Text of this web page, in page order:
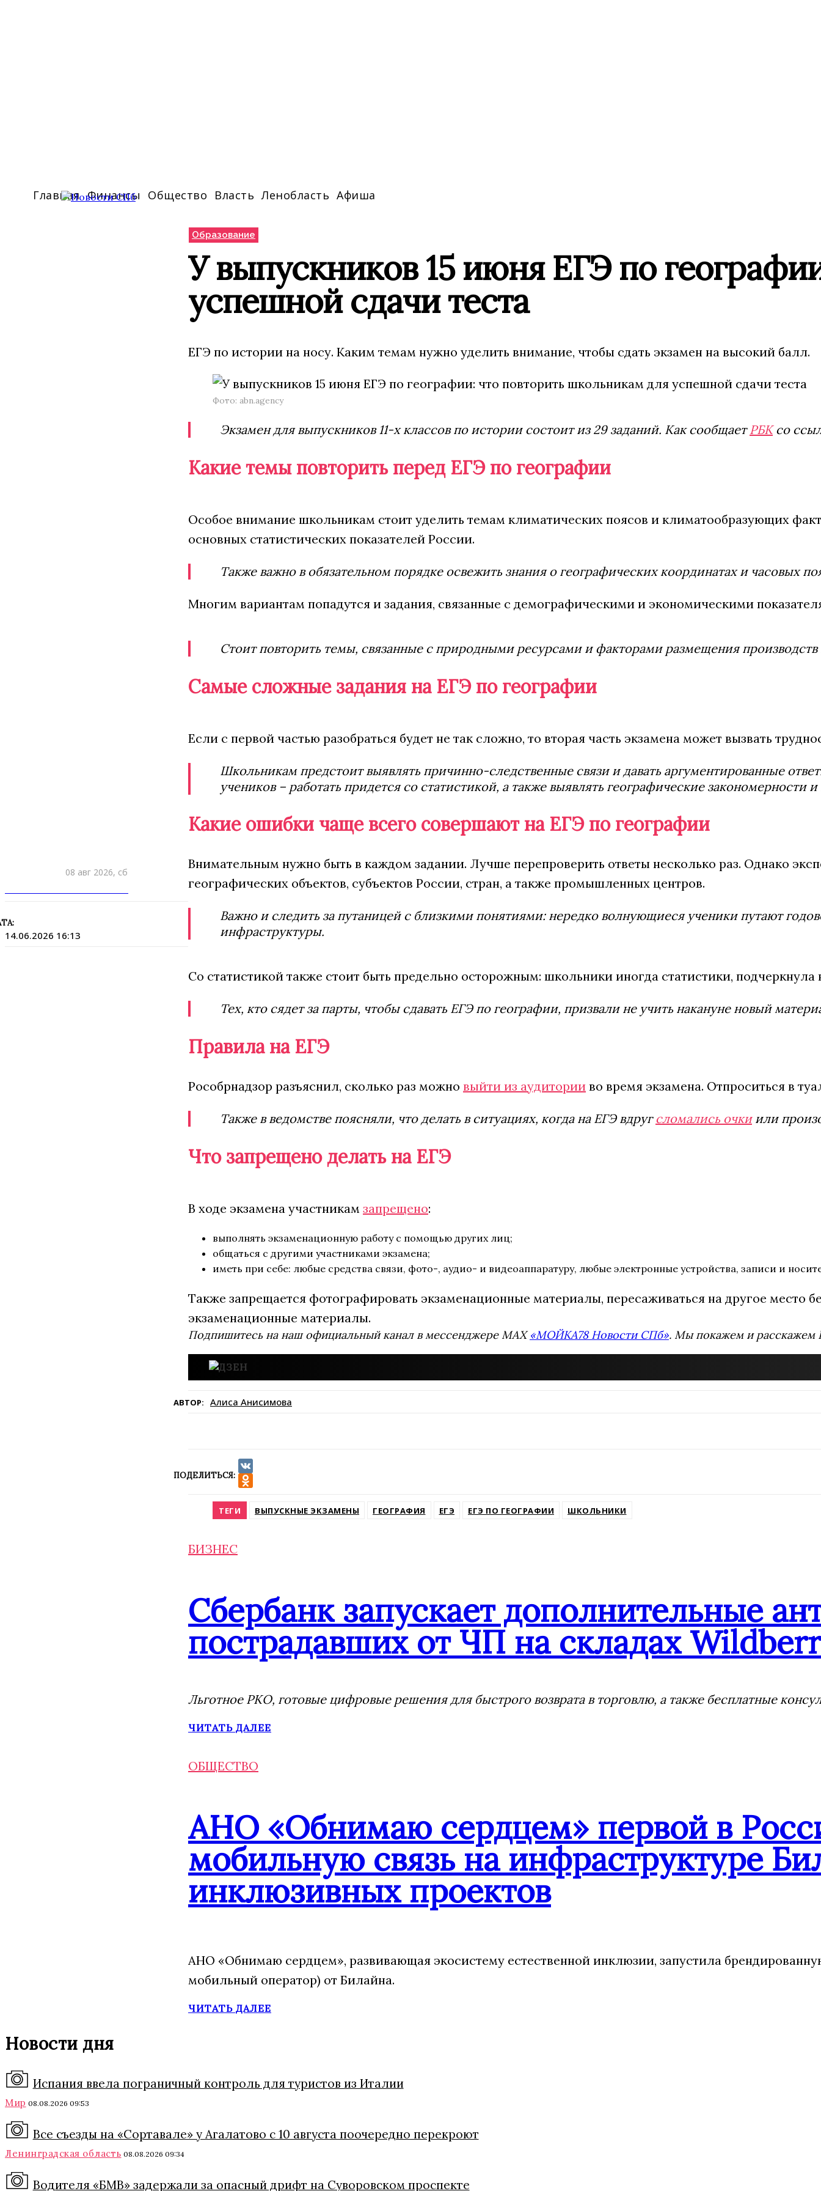
Главная Финансы Общество Власть Ленобласть Афиша
08 авг 2026, сб
14.06.2026 16:13
Образование
У выпускников 15 июня ЕГЭ по
успешной сдачи теста
ЕГЭ по истории на носу. Каким темам нужно уделить внимание, чтобы сдать экзамен на высокий балл.
Фото: abn.agency
Экзамен для выпускников 11-х классов по истории состоит из 29 заданий. Как сообщаетРБКсо
Какие темы повторить перед ЕГЭ по географии
Особое внимание школьникам стоит уделить темам климатических поясов и климатообразующих
основных статистических показателей России.
Также важно в обязательном порядке освежить знания о географических координатах и часовых
Многим вариантам попадутся и задания, связанные с демографическими и экономическими
Стоит повторить темы, связанные с природными ресурсами и факторами размещения производств
Самые сложные задания на ЕГЭ по географии
Если с первой частью разобраться будет не так сложно, то вторая часть экзамена может вызвать
Школьникам предстоит выявлять причинно-следственные связи и давать аргументированные
учеников – работать придется со статистикой, а также выявлять географические закономерности
Какие ошибки чаще всего совершают на ЕГЭ по географии
Внимательным нужно быть в каждом задании. Лучше перепроверить ответы несколько раз. Однако
географических объектов, субъектов России, стран, а также промышленных центров.
Важно и следить за путаницей с близкими понятиями: нередко волнующиеся ученики путают
инфраструктуры.
Со статистикой также стоит быть предельно осторожным: школьники иногда статистики,
Тех, кто сядет за парты, чтобы сдавать ЕГЭ по географии, призвали не учить накануне новый
Правила на ЕГЭ
Рособрнадзор разъяснил, сколько раз можно выйти из аудитории во время экзамена. Отпроситься в
Также в ведомстве поясняли, что делать в ситуациях, когда на ЕГЭ вдругсломались очкиили
Что запрещено делать на ЕГЭ
В ходе экзамена участникам запрещено:
выполнять экзаменационную работу с помощью других лиц;
общаться с другими участниками экзамена;
иметь при себе: любые средства связи, фото-, аудио- и видеоаппаратуру, любые электронные устройства, записи и
Также запрещается фотографировать экзаменационные материалы, пересаживаться на другое
экзаменационные материалы.
Подпишитесь на наш официальный канал в мессенджере MAX«МОЙКА78 Новости СПб». Мы покажем и расскажем
АВТОР: Алиса Анисимова
ПОДЕЛИТЬСЯ:
VK
ТЕГИ ВЫПУСКНЫЕ ЭКЗАМЕНЫ ГЕОГРАФИЯ ЕГЭ ЕГЭ ПО ГЕОГРАФИИ ШКОЛЬНИКИ
БИЗНЕС
Сбербанк запускает дополнительные
пострадавших от ЧП на складах
Льготное РКО, готовые цифровые решения для быстрого возврата в торговлю, а также бесплатные
ЧИТАТЬ ДАЛЕЕ
ОБЩЕСТВО
АНО «Обнимаю сердцем» первой в
мобильную связь на инфраструктуре
инклюзивных проектов
АНО «Обнимаю сердцем», развивающая экосистему естественной инклюзии, запустила
мобильный оператор) от Билайна.
ЧИТАТЬ ДАЛЕЕ
Новости дня
Испания ввела пограничный контроль для туристов из Италии
Мир 08.08.2026 09:53
Все съезды на «Сортавале» у Агалатово с 10 августа поочередно перекроют
Ленинградская область 08.08.2026 09:34
Водителя «БМВ» задержали за опасный дрифт на Суворовском проспекте